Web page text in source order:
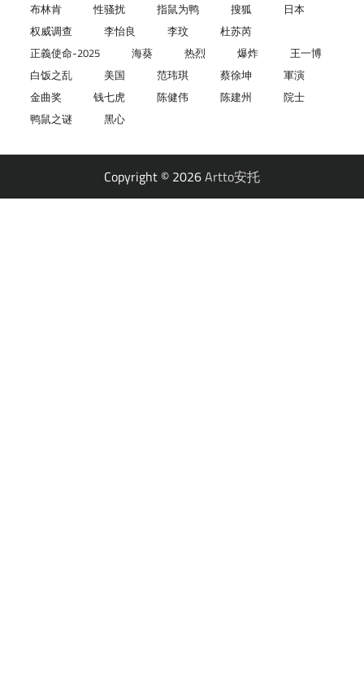
布林肯
性骚扰 指鼠为鸭 搜狐
日本
权威调查
李怡良 李玟
杜苏芮
正義使命-2025
海葵 热烈 爆炸
王一博
白饭之乱
美国 范玮琪 蔡徐坤
軍演
金曲奖
钱七虎 陈健伟 陈建州
院士
鸭鼠之谜
黑心
Copyright © 2026Artto安托